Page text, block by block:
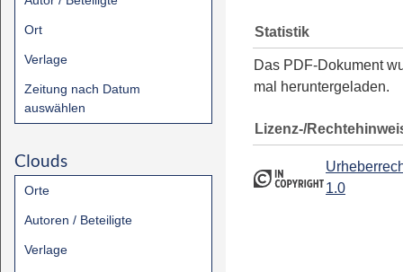
Ort
Verlage
Zeitung nach Datum
auswählen
Clouds
Orte
Autoren / Beteiligte
Verlage
Statistik
Das PDF-Dokument
mal heruntergeladen.
Lizenz-/
1.0